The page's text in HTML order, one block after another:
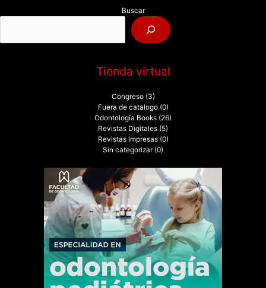
o
:
Buscar
Tienda virtual
Congreso (3)
Fuera de catalogo (0)
Odontología Books (26)
Revistas Digitales (5)
Revistas Impresas (0)
Sin categorizar (0)